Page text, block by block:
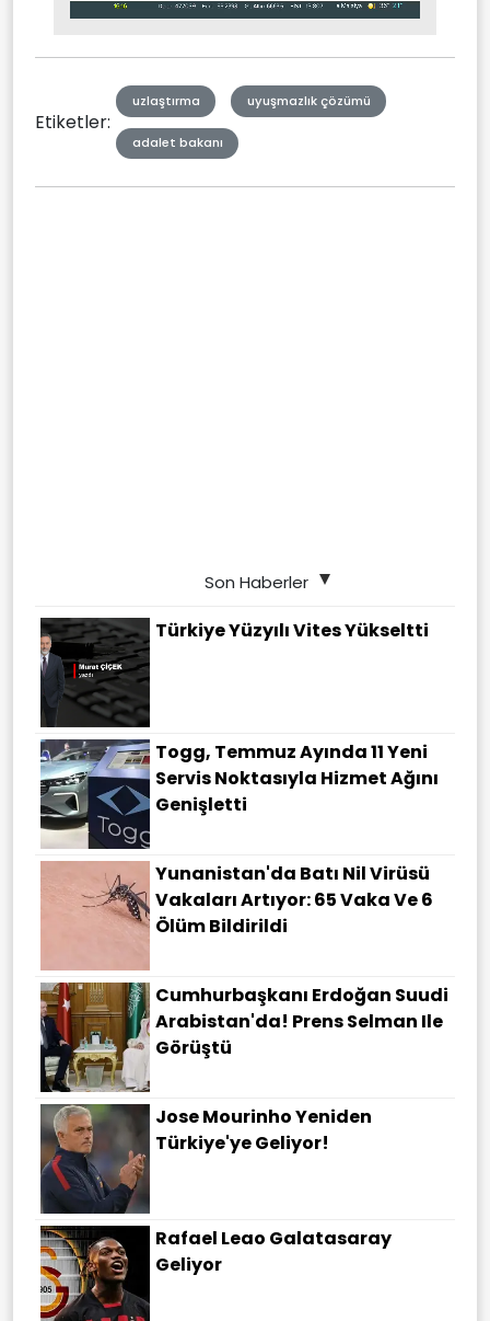
Mute
Etiketler:
uzlaştırma uyuşmazlık çözümü
adalet bakanı
Son Haberler
Türkiye Yüzyılı Vites Yükseltti
Togg, Temmuz Ayında 11 Yeni
Servis Noktasıyla Hizmet Ağını
Genişletti
Yunanistan'da Batı Nil Virüsü
Vakaları Artıyor: 65 Vaka Ve 6
Ölüm Bildirildi
Cumhurbaşkanı Erdoğan Suudi
Arabistan'da! Prens Selman Ile
Görüştü
Jose Mourinho Yeniden
Türkiye'ye Geliyor!
Rafael Leao Galatasaray
Geliyor